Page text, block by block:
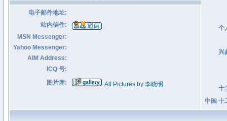
个
兴
十
中国 十
电子邮件地址:
站内信件:
MSN Messenger:
Yahoo Messenger:
AIM Address:
ICQ 号:
图片库:
All Pictures by 李晓明